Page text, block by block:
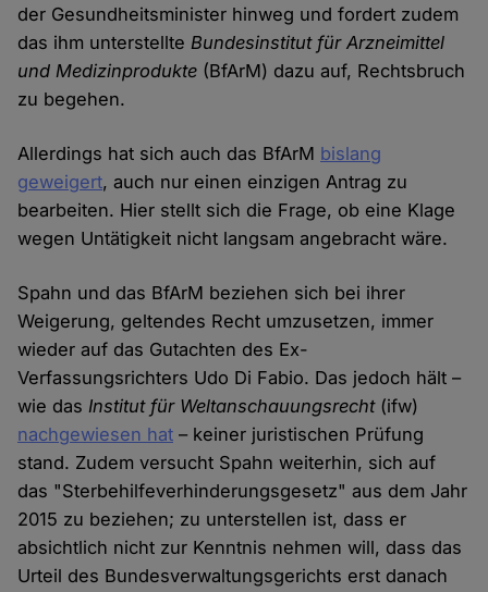
der Gesundheitsminister hinweg und fordert zudem
das ihm unterstellteBundesinstitut für Arzneimittel
und Medizinprodukte (BfArM) dazu auf, Rechtsbruch
zu begehen.
Allerdings hat sich auch das BfArM bislang
geweigert, auch nur einen einzigen Antrag zu
bearbeiten. Hier stellt sich die Frage, ob eine Klage
wegen Untätigkeit nicht langsam angebracht wäre.
Spahn und das BfArM beziehen sich bei ihrer
Weigerung, geltendes Recht umzusetzen, immer
wieder auf das Gutachten des Ex-
Verfassungsrichters Udo Di Fabio. Das jedoch hält –
wie dasInstitut für Weltanschauungsrecht(ifw)
nachgewiesen hat – keiner juristischen Prüfung
stand. Zudem versucht Spahn weiterhin, sich auf
das "Sterbehilfeverhinderungsgesetz" aus dem Jahr
2015 zu beziehen; zu unterstellen ist, dass er
absichtlich nicht zur Kenntnis nehmen will, dass das
Urteil des Bundesverwaltungsgerichts erst danach